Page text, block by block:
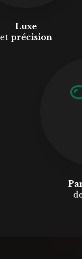
Luxe
etprécision